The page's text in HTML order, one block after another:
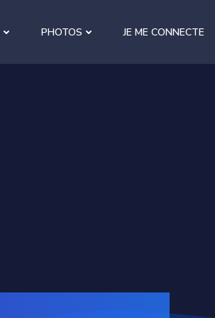
PHOTOS JE ME CONNECTE